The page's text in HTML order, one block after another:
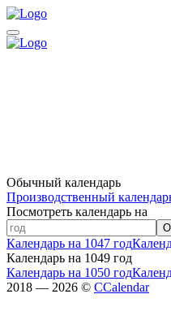
Обычный календарь
Производственный
Посмотреть календарь на
Календарь на 1047 год
Календарь на 1049 год
Календарь на 1050 год
2018 — 2026 © CCalendar